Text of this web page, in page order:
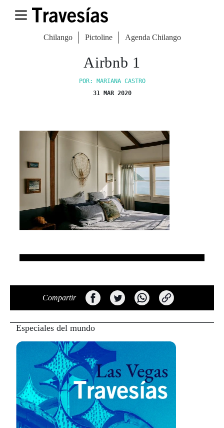
Chilango Pictoline Agenda Chilango
Airbnb 1
POR: MARIANA CASTRO
31 MAR 2020
Compartir
Especiales del mundo